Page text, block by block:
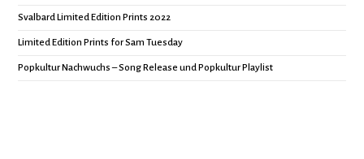
Svalbard Limited Edition Prints 2022
Limited Edition Prints for Sam Tuesday
Popkultur Nachwuchs – Song Release und Popkultur Playlist